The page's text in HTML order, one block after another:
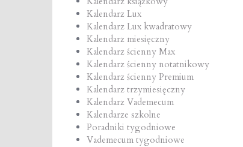
Kalendarz Lux
Kalendarz Lux kwadratowy
Kalendarz miesięczny
Kalendarz ścienny Max
Kalendarz ścienny notatnikowy
Kalendarz ścienny Premium
Kalendarz trzymiesięczny
Kalendarz Vademecum
Kalendarze szkolne
Poradniki tygodniowe
Vademecum tygodniowe